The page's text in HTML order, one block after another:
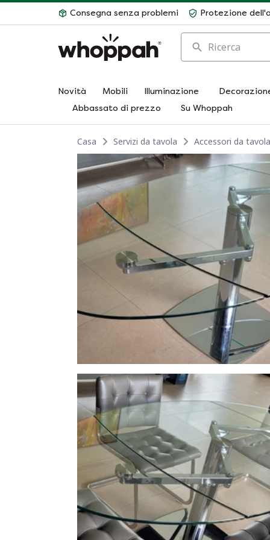
Consegna senza problemi Protezione
Ricerca
Novità Mobili Illuminazione
Abbassato di prezzo
Su Whoppah
Casa Servizi da tavola Accessori da tavola